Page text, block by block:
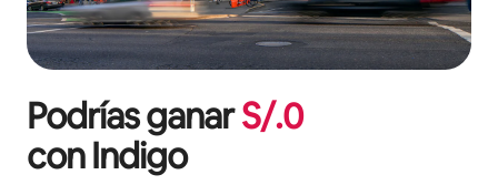
Podrías ganarS/.0
conIndigo